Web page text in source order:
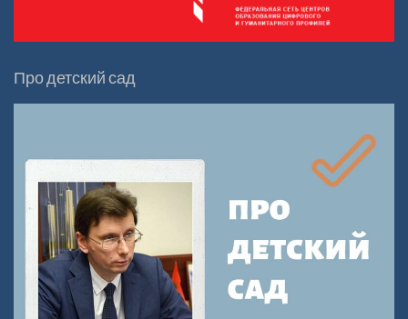
Про детский сад